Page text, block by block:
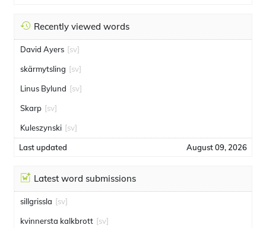
Recently viewed words
David Ayers [sv]
skärmytsling [sv]
Linus Bylund [sv]
Skarp [sv]
Kuleszynski [sv]
Last updated August 09, 2026
Latest word submissions
sillgrissla [sv]
kvinnersta kalkbrott [sv]